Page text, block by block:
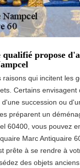
propose
raisons qui incitent les
Certains envisagent
succession ou
préparent un
60400, vous pouvez
Marc Antiquaire
prête à se rendre à
des objets